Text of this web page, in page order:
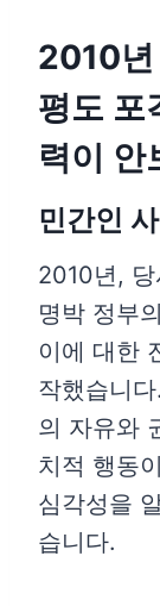
2010년
평도 포
력이 안
민간인
2010년,
명박 정부
이에 대한
작했습니
의 자유와
치적 행동
심각성을
습니다.